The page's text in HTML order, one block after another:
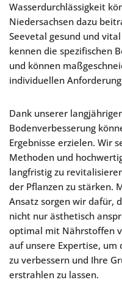
Wasserdurchlässigkeit
Niedersachsen dazu
Seevetal gesund und
kennen die spezifischen
und können
individuellen
Dank unserer
Bodenverbesserung
Ergebnisse erzielen. Wir
Methoden und
langfristig zu
der Pflanzen zu stärken.
Ansatz sorgen wir dafür,
nicht nur ästhetisch
optimal mit Nährstoffen
auf unsere Expertise, um
zu verbessern und Ihre
erstrahlen zu lassen.